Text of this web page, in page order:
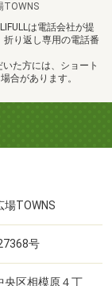
TOWNS
は電話会社が提
り返し専用の電話番
た方には、ショート
合があります。
場TOWNS
号
央区相模原４丁